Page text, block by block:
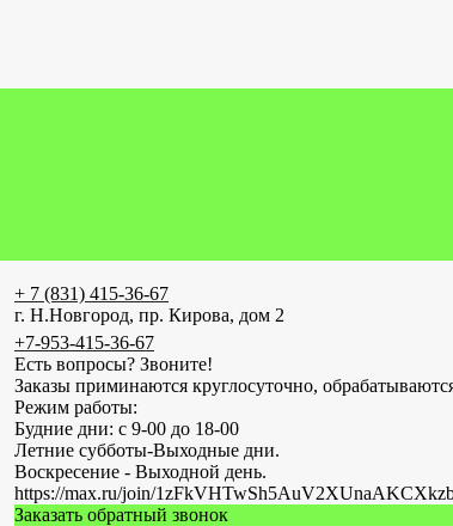
+ 7 (831) 415-36-67
г. Н.Новгород, пр. Кирова, дом 2
+7-953-415-36-67
Есть вопросы? Звоните!
Заказы приминаются круглосуточно,
Режим работы:
Будние дни: с 9-00 до 18-00
Летние субботы-Выходные дни.
Воскресение - Выходной день.
https://max.ru/join/
Заказать обратный звонок